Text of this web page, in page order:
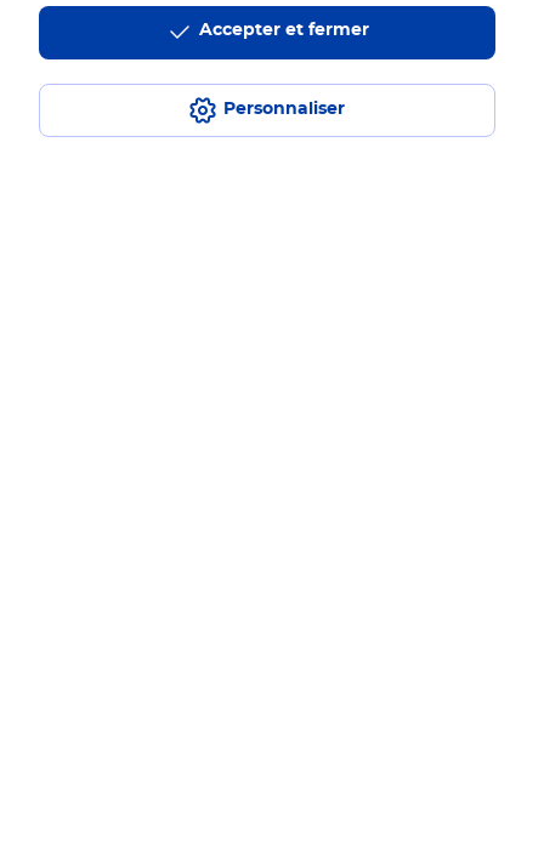
Personnaliser
Accepter et fermer
Nos engagements
sociétaux et environnementaux